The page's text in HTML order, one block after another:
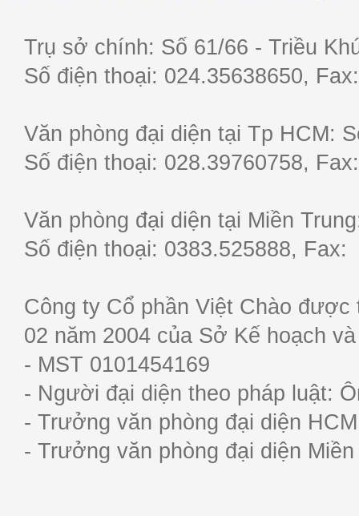
Trụ sở chính: Số 61/66 - Triều
Số điện thoại: 024.35638650,
Văn phòng đại diện tại Tp HCM:
Số điện thoại: 028.39760758,
Văn phòng đại diện tại Miền
Số điện thoại: 0383.525888,
Công ty Cổ phần Việt Chào được
02 năm 2004 của Sở Kế hoạch
- MST 0101454169
- Người đại diện theo pháp luật:
- Trưởng văn phòng đại diện
- Trưởng văn phòng đại diện